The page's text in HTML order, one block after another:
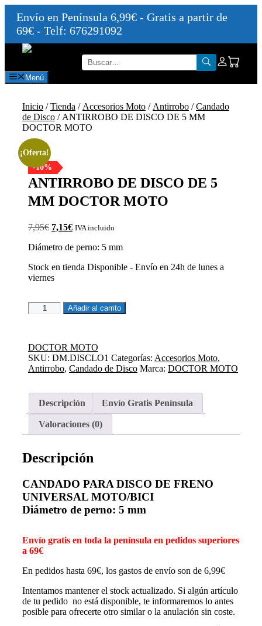
Envío en Península 6,99€ - Gratis a partir de
69€ - Telf: 676291092
Saltar
contenido
Menú
Inicio /Tienda / Accesorios Moto / Antirrobo /Candado
de Disco / ANTIRROBO DE DISCO DE 5 MM
DOCTOR MOTO
¡Oferta!
-10%
ANTIRROBO DE DISCO DE 5
MM DOCTOR MOTO
7,95€ El
original
7,95€.
7,15€El
actual
7,15€.
IVA incluido
Diámetro de perno: 5 mm
Stock en tienda Disponible - Envío en 24h de lunes a
viernes
ANTIRROBO
DE
5
MM
DOCTOR
cantidad
Añadir al carrito
DOCTOR MOTO
SKU: DM.DISCLO1 Categorías: Accesorios Moto,
Antirrobo, Candado de Disco Marca: DOCTOR MOTO
Descripción Envío Gratis Península
Valoraciones (0)
Descripción
CANDADO PARA DISCO DE FRENO
UNIVERSAL MOTO/BICI
Diámetro de perno: 5 mm
Envío gratis en toda la península en pedidos superiores
a 69€
En pedidos hasta 69€, los gastos de envío son de 6,99€
Intentamos mantener el stock actualizado. Si algún artículo
de tu pedido no está disponible, te informaremos lo antes
posible para ofrecerte otro similar o la anulación sin coste.